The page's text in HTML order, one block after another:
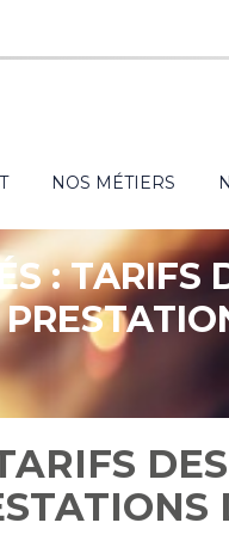
NOS MÉTIERS
: TARIFS